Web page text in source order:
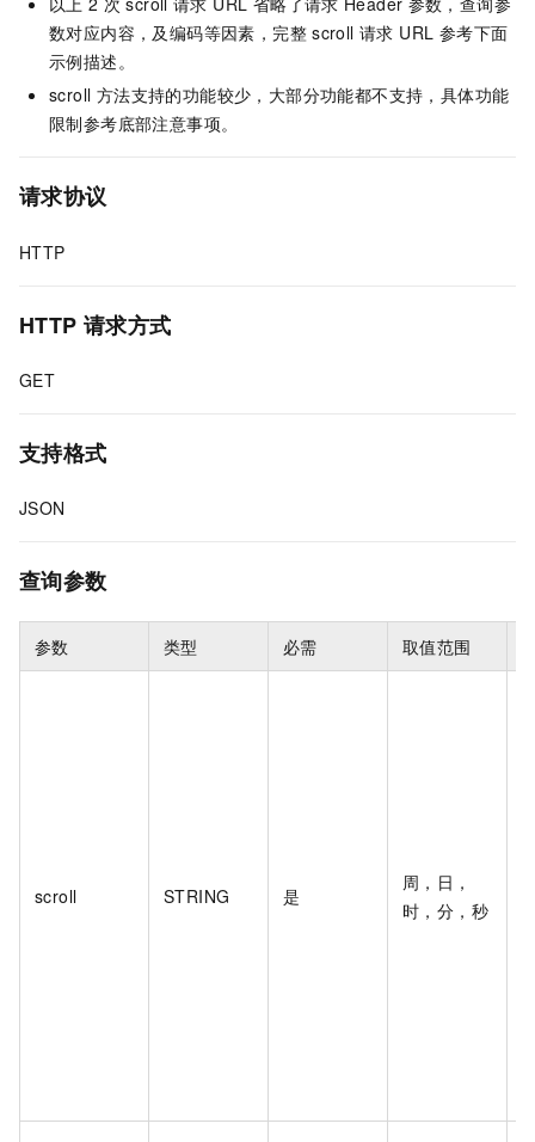
数对应内容，及编码等因素，完整 scroll 请求 URL 参考下面
示例描述。
scroll 方法支持的功能较少，大部分功能都不支持，具体功能
限制参考底部注意事项。
请求协议
HTTP
HTTP 请求方式
GET
支持格式
JSON
查询参数
参数 类型 必需 取值范围
scroll STRING 是
周，日，
时，分，秒